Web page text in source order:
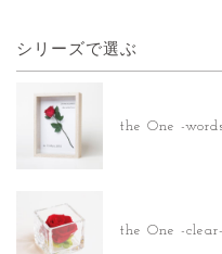
シリーズで選ぶ
the One -
the One -clear-